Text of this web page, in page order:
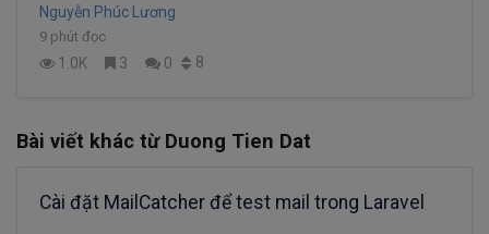
Nguyễn Phúc Lương
9 phút đọc
1.0K 3 0 8
Bài viết khác từ Duong Tien Dat
Cài đặt MailCatcher để test mail trong Laravel